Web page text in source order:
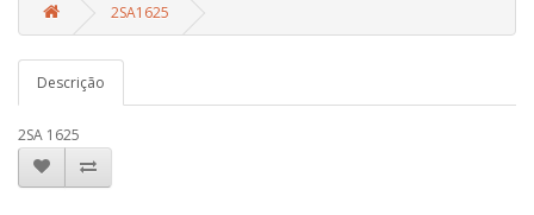
2SA1625
Descrição
2SA 1625